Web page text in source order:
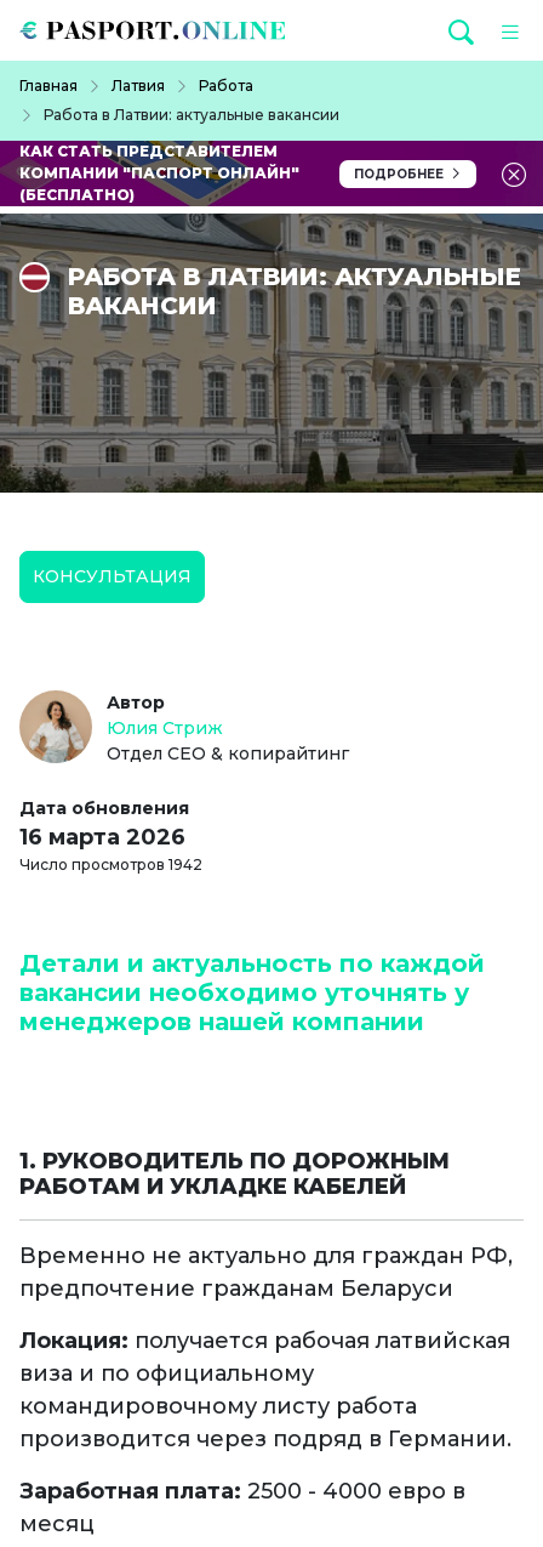
Главная Латвия
Работа
Работа в Латвии: актуальные вакансии
КАК СТАТЬ ПРЕДСТАВИТЕЛЕМ
КОМПАНИИ "ПАСПОРТ ОНЛАЙН"
(БЕСПЛАТНО)
ПОДРОБНЕЕ
РАБОТА В ЛАТВИИ: АКТУАЛЬНЫЕ
ВАКАНСИИ
КОНСУЛЬТАЦИЯ
Автор
Юлия Стриж
Отдел СЕО & копирайтинг
Дата обновления
16 марта 2026
Число просмотров 1942
Детали и актуальность по каждой
вакансии необходимо уточнять у
менеджеров нашей компании
1. РУКОВОДИТЕЛЬ ПО ДОРОЖНЫМ
РАБОТАМ И УКЛАДКЕ КАБЕЛЕЙ
Временно не актуально для граждан РФ,
предпочтение гражданам Беларуси
Локация: получается рабочая латвийская
виза и по официальному
командировочному листу работа
производится через подряд в Германии.
Заработная плата: 2500 - 4000 евро в
месяц